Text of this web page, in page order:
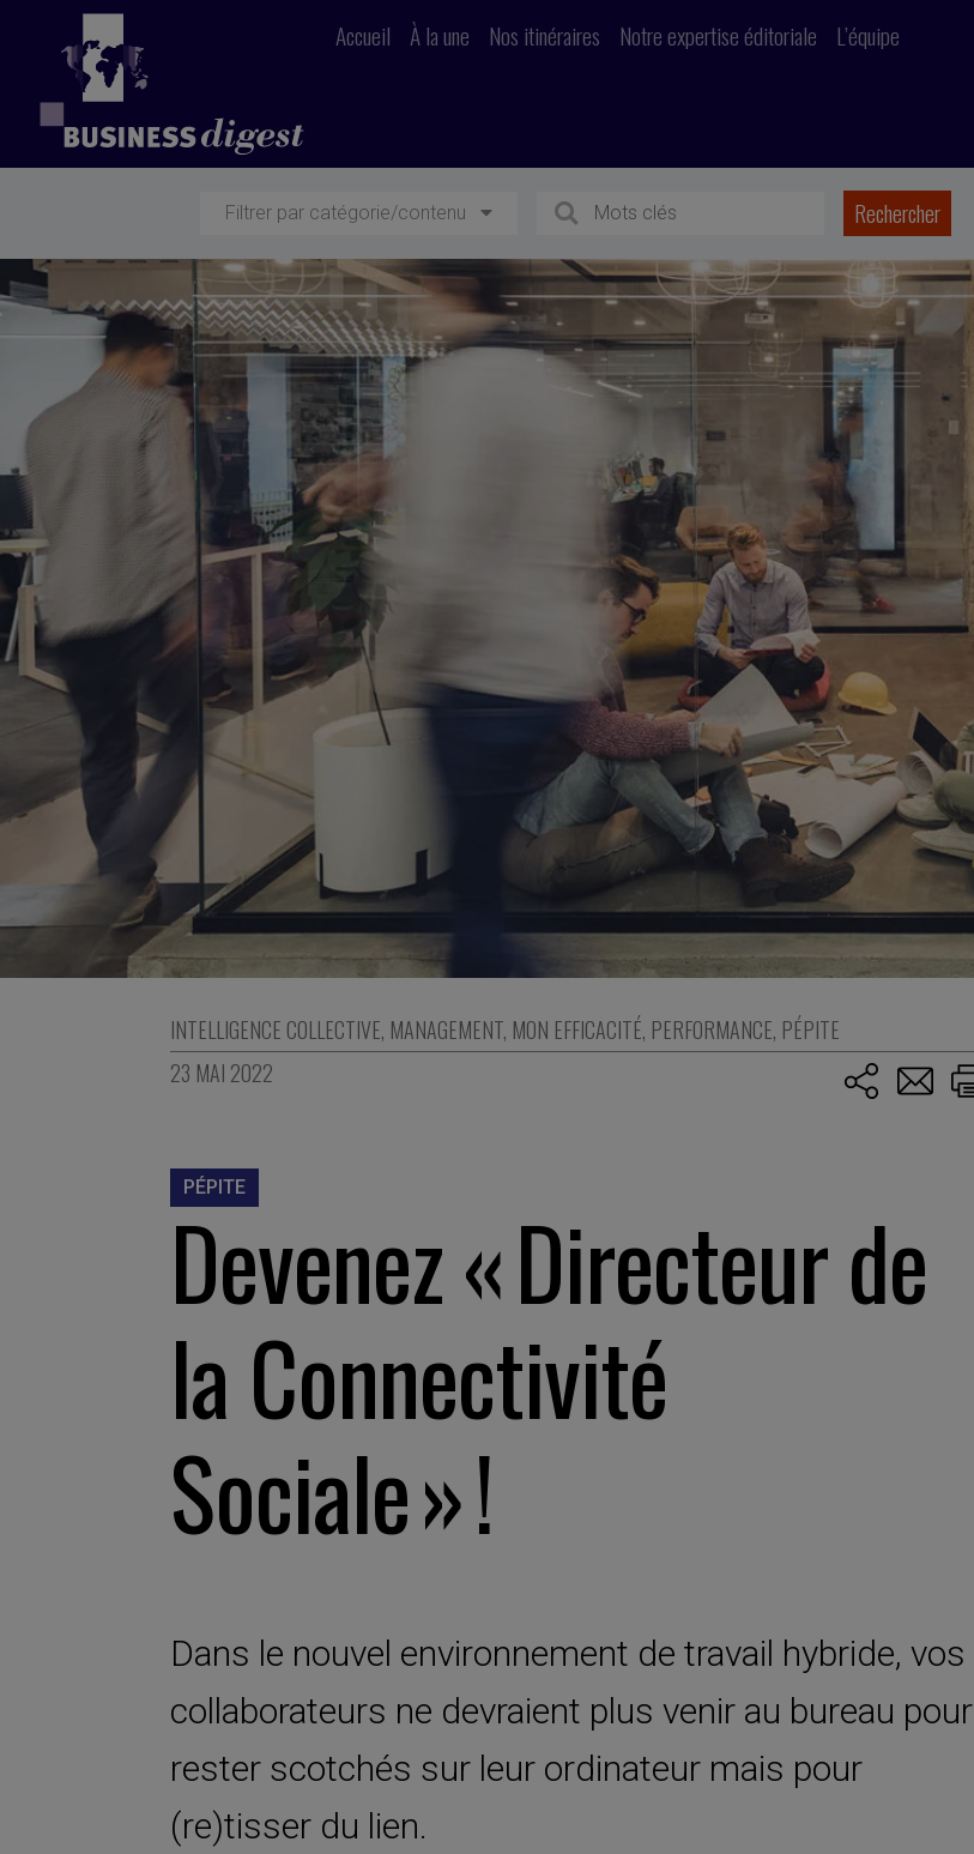
Accueil À la une Nos itinéraires Notre expertise éditoriale L’équipe
Filtrer par catégorie/contenu
INTELLIGENCE COLLECTIVE, MANAGEMENT, MON EFFICACITÉ, PERFORMANCE, PÉPITE
23 MAI 2022
PÉPITE
Devenez « Directeur de
la Connectivité
Sociale » !
Dans le nouvel environnement de travail hybride, vos
collaborateurs ne devraient plus venir au bureau pour
rester scotchés sur leur ordinateur mais pour
(re)tisser du lien.